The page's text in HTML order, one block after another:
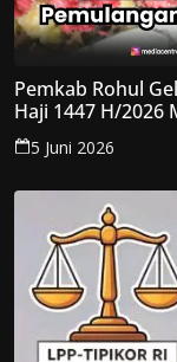
Pemkab Rohul
Haji 1447 H/2026
5 Juni 2026